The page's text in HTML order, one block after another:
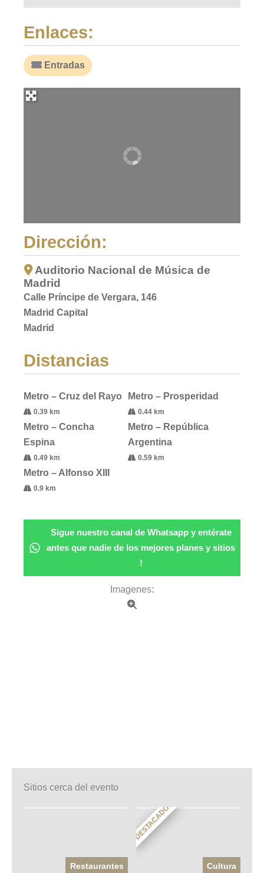
Enlaces:
Entradas
Dirección:
Auditorio Nacional de Música de
Madrid
Calle Príncipe de Vergara, 146
Madrid Capital
Madrid
Distancias
Metro – Cruz del Rayo
0.39 km
Metro – Prosperidad
0.44 km
Metro – Concha
Espina
0.49 km
Metro – República
Argentina
0.59 km
Metro – Alfonso XIII
0.9 km
Sigue nuestro canal de Whatsapp y entérate
antes que nadie de los mejores planes y sitios
!
Imagenes:
Sitios cerca del evento
Restaurantes
DESTACADO
Cultura